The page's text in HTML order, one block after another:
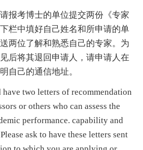
考博士的单位提交两份《专家
栏中填好自己姓名和所申请的单
两位了解和熟悉自己的专家。为
后将其退回申请人，请申请人在
自己的通信地址。
two letters of recommendation
or others who can assess the
performance. capability and
ask to have these letters sent